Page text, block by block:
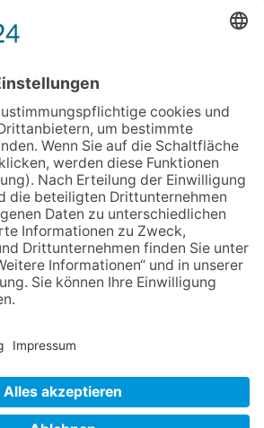
Jugendchor Hochtaunus
Programm „Changes“
Sommerabend: Der Rettershof
lädt wieder zum Weinfest ein
Hisamoto und Tölke begeistern
mit Werken von Walter
Wachsmuth
Wasserampel steht auf Gelb:
Stadt ruft zum Wassersparen
auf
NACH OBEN